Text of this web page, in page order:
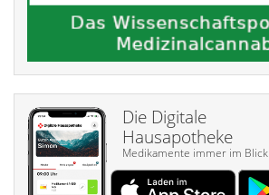
Die Digitale
Hausapotheke
Medikamente immer im Blick